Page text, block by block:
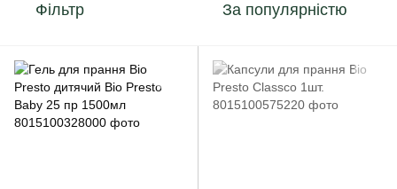
Фільтр За популярністю